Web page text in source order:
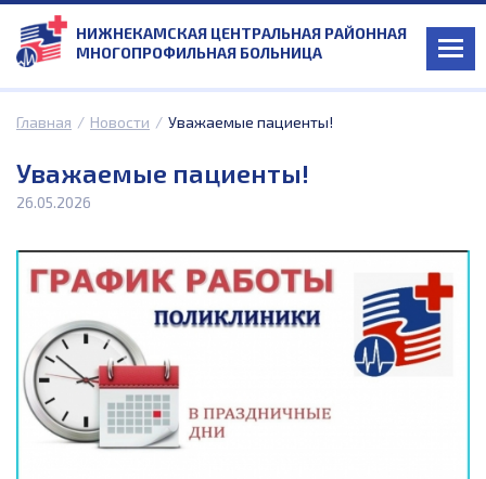
НИЖНЕКАМСКАЯ ЦЕНТРАЛЬНАЯ РАЙОННАЯ
МНОГОПРОФИЛЬНАЯ БОЛЬНИЦА
Главная / Новости / Уважаемые пациенты!
Уважаемые пациенты!
26.05.2026